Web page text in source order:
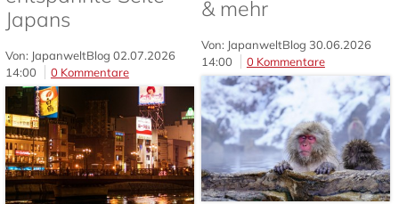
Japans
Von: JapanweltBlog 02.07.2026
14:00
0 Kommentare
& mehr
Von: JapanweltBlog 30.06.2026
14:00
0 Kommentare